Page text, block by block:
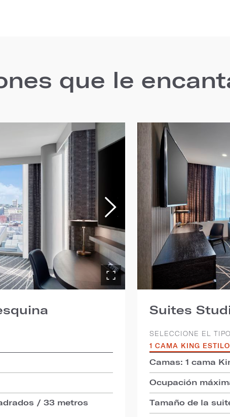
que le
/ 33 metros
Suites
SELECCIONE EL
1 CAMA KING
Camas: 1 cama
Ocupación
Tamaño de la